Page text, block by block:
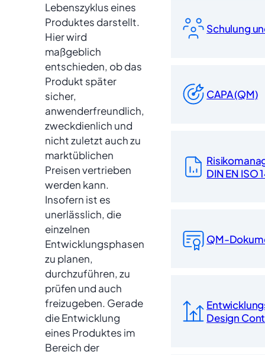
Lebenszyklus eines
Produktes darstellt.
Hier wird
maßgeblich
entschieden, ob das
Produkt später
sicher,
anwenderfreundlich,
zweckdienlich und
nicht zuletzt auch zu
marktüblichen
Preisen vertrieben
werden kann.
Insofern ist es
unerlässlich, die
einzelnen
Entwicklungsphasen
zu planen,
durchzuführen, zu
prüfen und auch
freizugeben. Gerade
die Entwicklung
eines Produktes im
Bereich der
Schulung
CAPA (QM)
DIN EN ISO
QM-
Design